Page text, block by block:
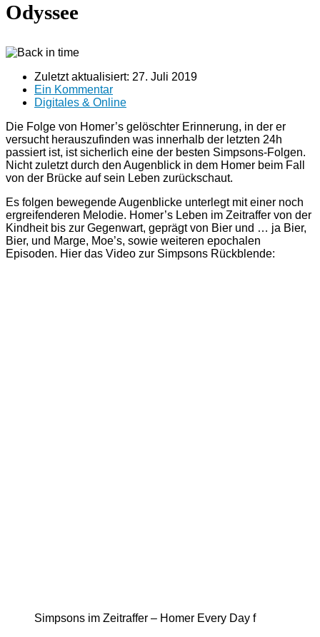
Odyssee
Zuletzt aktualisiert: 27. Juli 2019
Ein Kommentar
Digitales & Online
Die Folge von Homer’s gelöschter Erinnerung, in der er
versucht herauszufinden was innerhalb der letzten 24h
passiert ist, ist sicherlich eine der besten Simpsons-Folgen.
Nicht zuletzt durch den Augenblick in dem Homer beim Fall
von der Brücke auf sein Leben zurückschaut.
Es folgen bewegende Augenblicke unterlegt mit einer noch
ergreifenderen Melodie. Homer’s Leben im Zeitraffer von der
Kindheit bis zur Gegenwart, geprägt von Bier und … ja Bier,
Bier, und Marge, Moe’s, sowie weiteren epochalen
Episoden. Hier das Video zur Simpsons Rückblende:
Simpsons im Zeitraffer – Homer Every Day f